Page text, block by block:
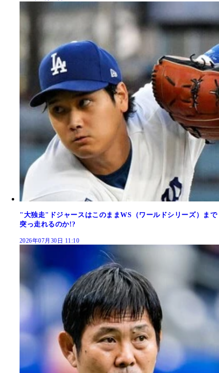
"大独走"ドジャースはこのままWS（ワールドシリーズ）まで
突っ走れるのか!?
2026年07月30日 11:10